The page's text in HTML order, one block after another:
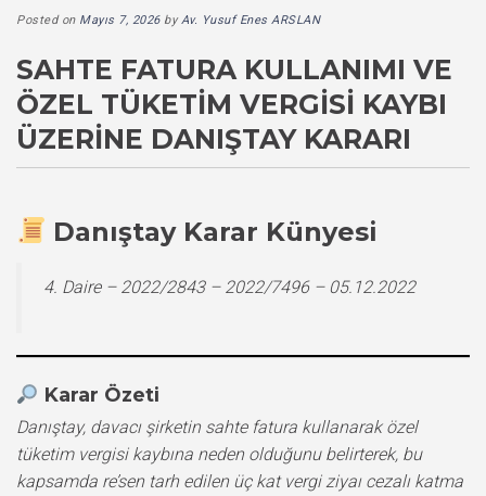
Posted on Mayıs 7, 2026byAv. Yusuf Enes ARSLAN
SAHTE FATURA KULLANIMI VE
ÖZEL TÜKETIM VERGISI KAYBI
ÜZERINE DANIŞTAY KARARI
Danıştay Karar Künyesi
4. Daire – 2022/2843 – 2022/7496 – 05.12.2022
Karar Özeti
Danıştay, davacı şirketin sahte fatura kullanarak özel
tüketim vergisi kaybına neden olduğunu belirterek, bu
kapsamda re’sen tarh edilen üç kat vergi ziyaı cezalı katma